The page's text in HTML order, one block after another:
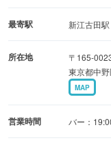
最寄駅 新江古田駅
所在地
〒165-
東京都中
MAP
営業時間 バー：